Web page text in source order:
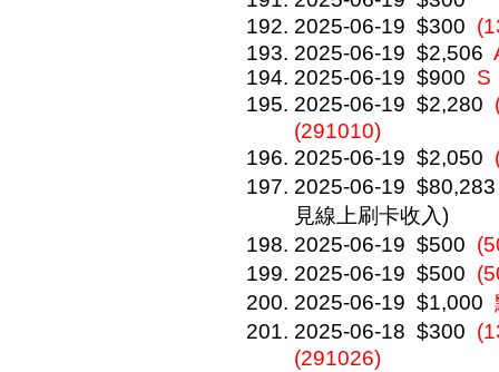
2025-06-19 $300
2025-06-19 $2,506
2025-06-19 $900 S
2025-06-19 $2,280
(291010)
2025-06-19 $2,050
2025-06-19 $80,283
見線上刷卡收入)
2025-06-19 $500
2025-06-19 $500
2025-06-19 $1,000
2025-06-18 $300
(291026)